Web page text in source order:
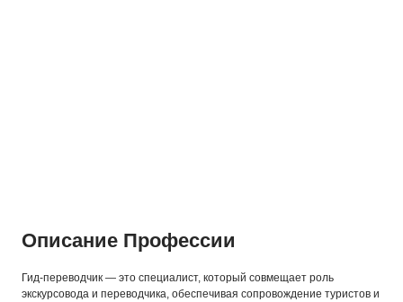
Описание Профессии
Гид-переводчик — это специалист, который совмещает роль
экскурсовода и переводчика, обеспечивая сопровождение туристов и